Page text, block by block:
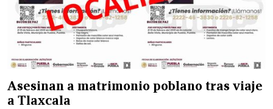
Asesinan a matrimonio poblano tras viaje
a Tlaxcala